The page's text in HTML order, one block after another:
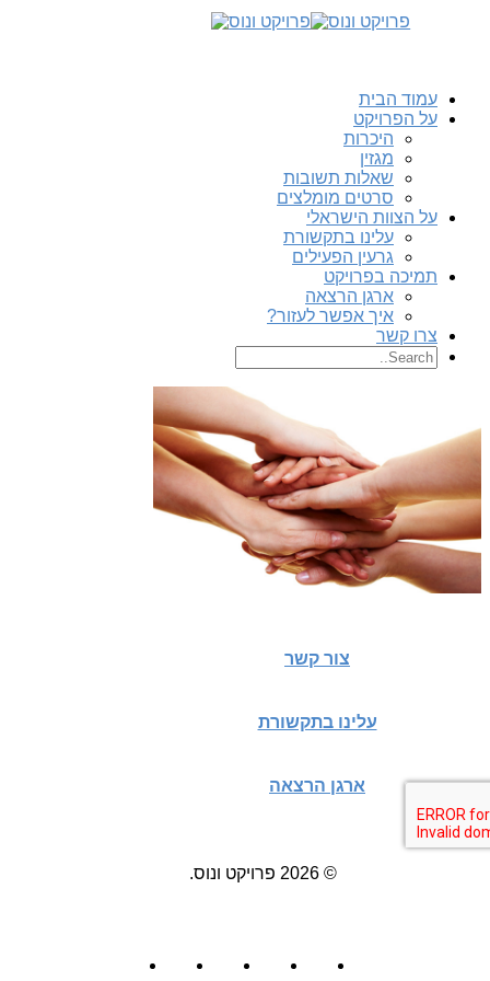
עמוד הבית
על הפרויקט
היכרות
מגזין
שאלות תשובות
סרטים מומלצים
על הצוות הישראלי
עלינו בתקשורת
גרעין הפעילים
תמיכה בפרויקט
ארגן הרצאה
איך אפשר לעזור?
צרו קשר
צור קשר
עלינו בתקשורת
ארגן הרצאה
© 2026 פרויקט ונוס.